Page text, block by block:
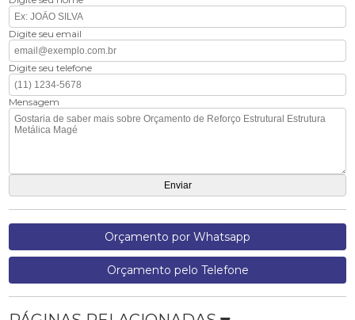
Digite seu email
Digite seu telefone
Mensagem
Orçamento por Whatsapp
Orçamento pelo Telefone